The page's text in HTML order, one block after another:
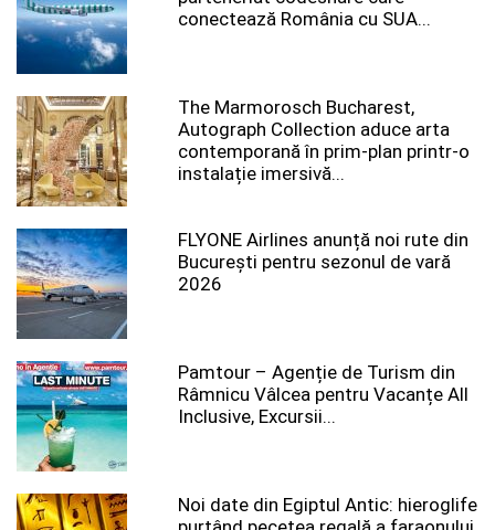
conectează România cu SUA...
The Marmorosch Bucharest,
Autograph Collection aduce arta
contemporană în prim-plan printr-o
instalație imersivă...
FLYONE Airlines anunță noi rute din
București pentru sezonul de vară
2026
Pamtour – Agenție de Turism din
Râmnicu Vâlcea pentru Vacanțe All
Inclusive, Excursii...
Noi date din Egiptul Antic: hieroglife